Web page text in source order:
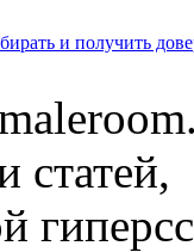
и получить
статей,